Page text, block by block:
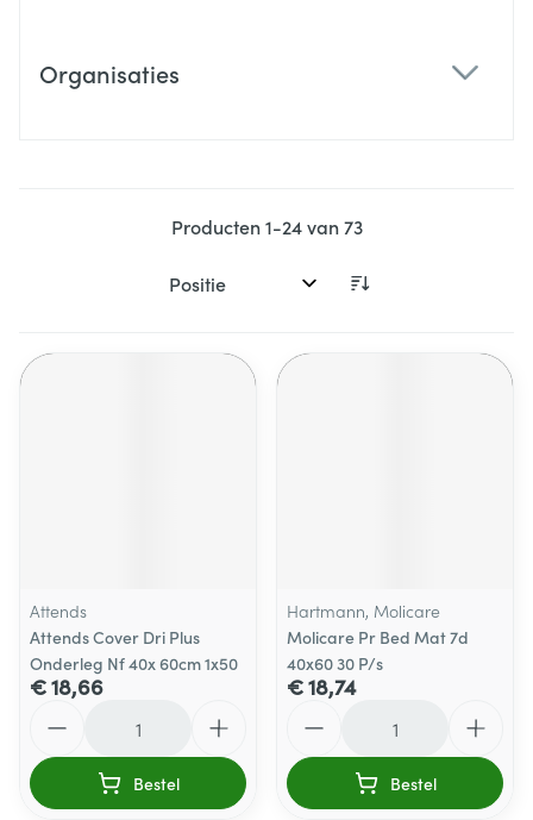
Organisaties
Producten1-24van73
Sorteer op:
Attends
Attends Cover Dri Plus
Onderleg Nf 40x 60cm 1x50
€ 18,66
Bestel
Hartmann, Molicare
Molicare Pr Bed Mat 7d
40x60 30 P/s
€ 18,74
Bestel